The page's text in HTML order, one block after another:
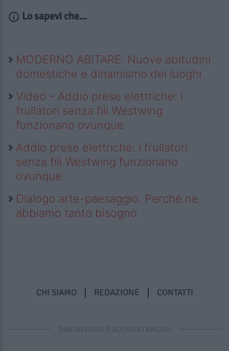
Lo sapevi che...
MODERNO ABITARE: Nuove abitudini
domestiche e dinamismo dei luoghi
Video – Addio prese elettriche: i
frullatori senza fili Westwing
funzionano ovunque
Addio prese elettriche: i frullatori
senza fili Westwing funzionano
ovunque
Dialogo arte-paesaggio. Perché ne
abbiamo tanto bisogno
CHI SIAMO REDAZIONE CONTATTI
PARTNERSHIP E ACCREDITAMENTI